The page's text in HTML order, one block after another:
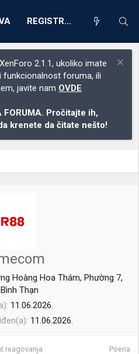
REGISTRACIJA
2.1.1, ukoliko imate
funkcionalnost foruma, ili
javite nam OVDE
FORUMA. Pročitajte ih,
krenete da čitate nešto!
Hoàng Hoa Thám, Phường 7,
Thạn
11.06.2026.
11.06.2026.
reagovanja Poena